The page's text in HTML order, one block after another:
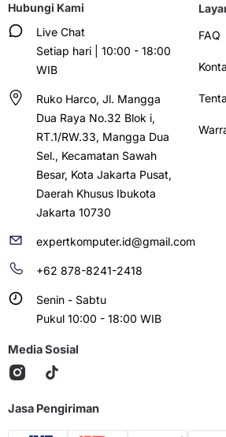
Hubungi Kami
Live Chat
Setiap hari | 10:00 - 18:00
WIB
Ruko Harco, Jl. Mangga
Dua Raya No.32 Blok i,
RT.1/RW.33, Mangga Dua
Sel., Kecamatan Sawah
Besar, Kota Jakarta Pusat,
Daerah Khusus Ibukota
Jakarta 10730
expertkomputer.id@gmail.com
+62 878-8241-2418
Senin - Sabtu
Pukul 10:00 - 18:00 WIB
FAQ
Media Sosial
Jasa Pengiriman